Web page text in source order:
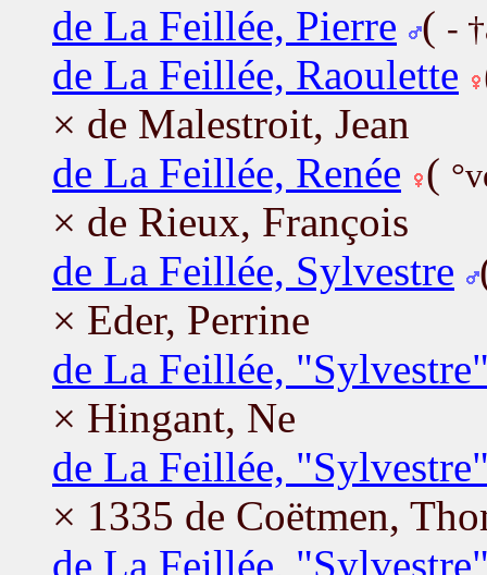
de La Feillée, Pierre ( -
de La Feillée, Raoulette
× de Malestroit, Jean
de La Feillée, Renée (
× de Rieux, François
de La Feillée, Sylvestre
× Eder, Perrine
de La Feillée,
× Hingant, Ne
de La Feillée,
× 1335 de Coëtmen,
de La Feillée,